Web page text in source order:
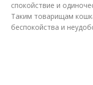
спокойствие и
Таким товарищам
беспокойства и